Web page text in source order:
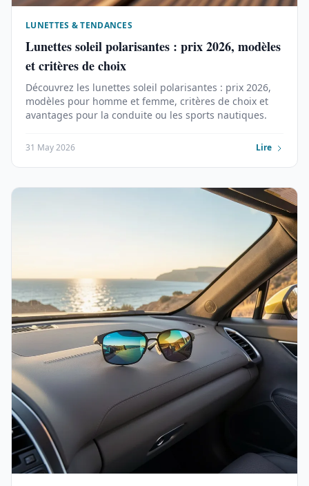
LUNETTES & TENDANCES
Lunettes soleil polarisantes : prix 2026, modèles
et critères de choix
Découvrez les lunettes soleil polarisantes : prix 2026,
modèles pour homme et femme, critères de choix et
avantages pour la conduite ou les sports nautiques.
31 May 2026 Lire